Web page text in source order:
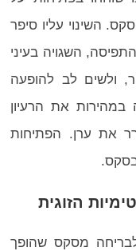
השינוי עליו סיפר
השגויה בעיני
ולשים לב להופעה
את הרעיון
את ערן. הפתיחות
הזוגית
מסקס שהופך